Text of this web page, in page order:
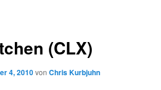
(CLX)
4, 2010vonChris Kurbjuhn